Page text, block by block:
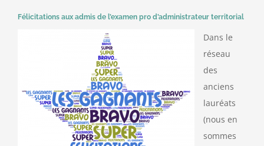
Félicitations aux admis de l’examen pro d’administrateur territorial
Dans le
réseau
des
anciens
lauréats
(nous en
sommes